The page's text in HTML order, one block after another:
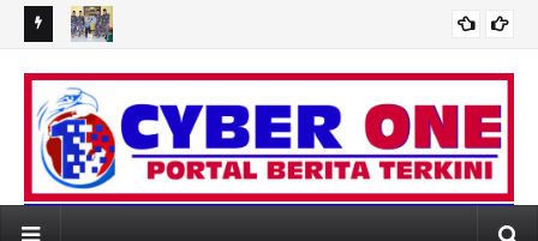
Makam Tokoh Leluhur di Wilayah Juanda